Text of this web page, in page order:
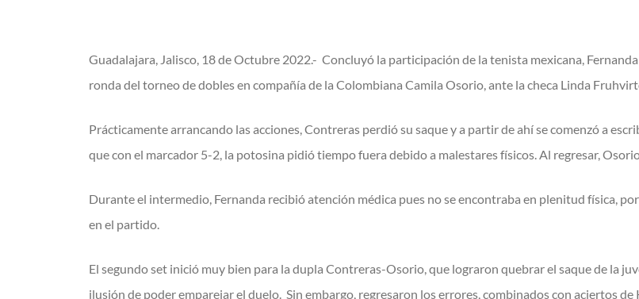
Guadalajara, Jalisco, 18 de Octubre 2022.- Concluyó la participación de la tenista mexicana,
ronda del torneo de dobles en compañía de la Colombiana Camila Osorio, ante la checa Linda
Prácticamente arrancando las acciones, Contreras perdió su saque y a partir de ahí se comenzó a
que con el marcador 5-2, la potosina pidió tiempo fuera debido a malestares físicos. Al regresar,
Durante el intermedio, Fernanda recibió atención médica pues no se encontraba en plenitud física,
en el partido.
El segundo set inició muy bien para la dupla Contreras-Osorio, que lograron quebrar el saque de la
ilusión de poder emparejar el duelo. Sin embargo, regresaron los errores, combinados con aciertos